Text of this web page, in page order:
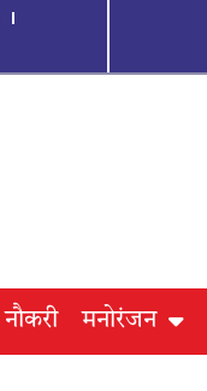
नौकरी मनोरंजन